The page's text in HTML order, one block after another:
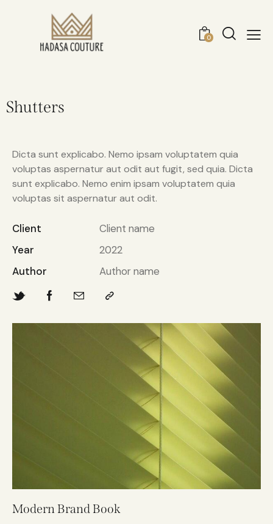
0
Shutters
Modern Brand Book
Dicta sunt explicabo. Nemo ipsam voluptatem quia
voluptas aspernatur aut odit aut fugit, sed quia. Dicta
sunt explicabo. Nemo enim ipsam voluptatem quia
voluptas sit aspernatur aut odit.
Client
Client name
Year
2022
Author
Author name